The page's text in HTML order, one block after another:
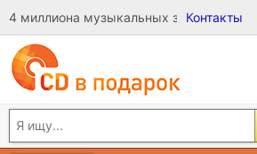
4 миллиона музыкальных записей на
Контакты